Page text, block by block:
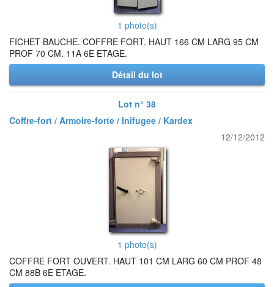
1 photo(s)
FICHET BAUCHE. COFFRE FORT. HAUT 166 CM LARG 95 CM
PROF 70 CM. 11A 6E ETAGE.
Détail du lot
Lot n° 38
Coffre-fort / Armoire-forte / Inifugee / Kardex
12/12/2012
1 photo(s)
COFFRE FORT OUVERT. HAUT 101 CM LARG 60 CM PROF 48
CM 88B 6E ETAGE.